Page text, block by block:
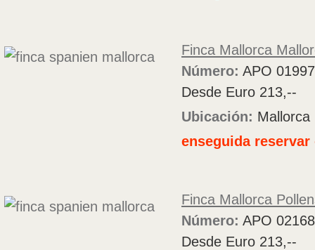
Finca Mallorca
Número: APO
Desde Euro 213,--
Ubicación: Mallorca
enseguida reservar
Finca Mallorca
Número: APO
Desde Euro 213,--